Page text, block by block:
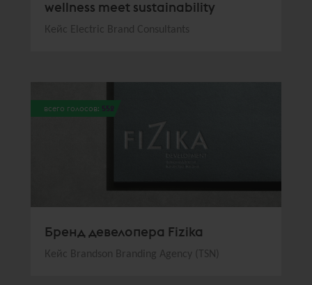
wellness meet sustainability
Кейс Electric Brand Consultants
всего голосов: 552
Бренд девелопера Fizika
Кейс Brandson Branding Agency (TSN)